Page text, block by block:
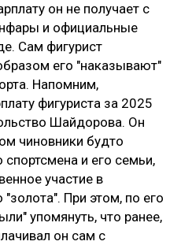
он не получает с
и официальные
Сам фигурист
его "наказывают"
Напомним,
фигуриста за 2025
Шайдорова. Он
чиновники будто
и его семьи,
участие в
При этом, по его
упомянуть, что ранее,
он сам с